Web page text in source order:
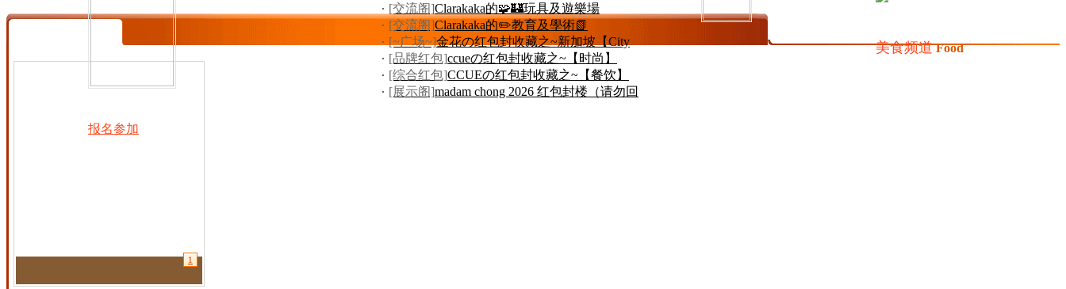
报名参加
[交流阁]Clarakaka的🧩🏰玩具及遊樂場
[交流阁]Clarakaka的✏️教育及學術📗
[~广场~]金花の红包封收藏之~新加坡【City
Square Mall
[品牌红包]ccueの红包封收藏之~【时尚】
ZEGNA 杰尼亚
[综合红包]CCUEの红包封收藏之~【餐饮】
EQUATORIAL IPPUDO
[展示阁]madam chong 2026 红包封楼（请勿回
美食频道Food
1